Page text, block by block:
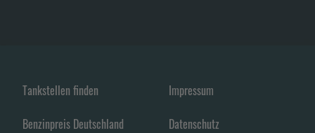
Tankstellen finden
Benzinpreis Deutschland
Impressum
Datenschutz